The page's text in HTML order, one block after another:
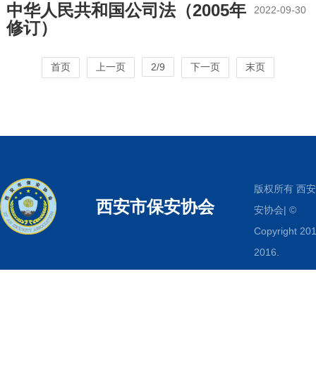
中华人民共和国公司法（2005年
修订）
2022-09-30
首页 上一页 2/9 下一页 末页
西安市保安协会
版权所有 西
安协会| ©
Copyright
2016.